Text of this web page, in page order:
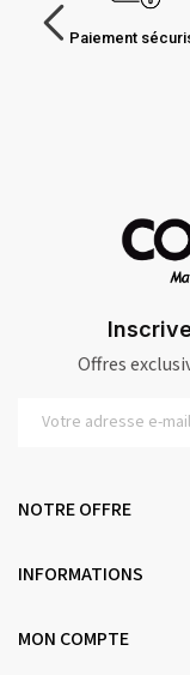
Paiement
Offres
NOTRE OFFRE
INFORMATIONS
MON COMPTE